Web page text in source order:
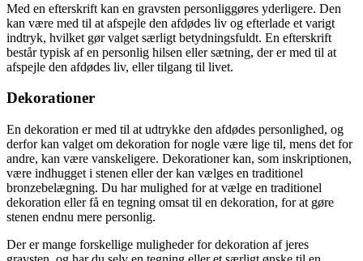
Med en efterskrift kan en gravsten personliggøres yderligere. Den
kan være med til at afspejle den afdødes liv og efterlade et varigt
indtryk, hvilket gør valget særligt betydningsfuldt. En efterskrift
består typisk af en personlig hilsen eller sætning, der er med til at
afspejle den afdødes liv, eller tilgang til livet.
Dekorationer
En dekoration er med til at udtrykke den afdødes personlighed, og
derfor kan valget om dekoration for nogle være lige til, mens det for
andre, kan være vanskeligere. Dekorationer kan, som inskriptionen,
være indhugget i stenen eller der kan vælges en traditionel
bronzebelægning. Du har mulighed for at vælge en traditionel
dekoration eller få en tegning omsat til en dekoration, for at gøre
stenen endnu mere personlig.
Der er mange forskellige muligheder for dekoration af jeres